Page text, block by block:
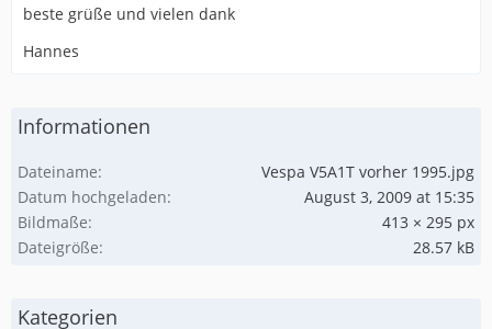
beste grüße und vielen dank
Hannes
Informationen
Dateiname
Vespa V5A1T vorher 1995.jpg
Datum hochgeladen
August 3, 2009 at 15:35
Bildmaße
413 × 295 px
Dateigröße
28.57 kB
Kategorien